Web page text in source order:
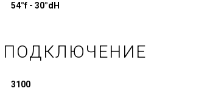
54°f - 30°dH
ПОДКЛЮЧЕНИЕ
3100